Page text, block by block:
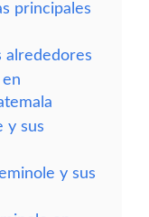
principales
alrededores
y sus
y sus